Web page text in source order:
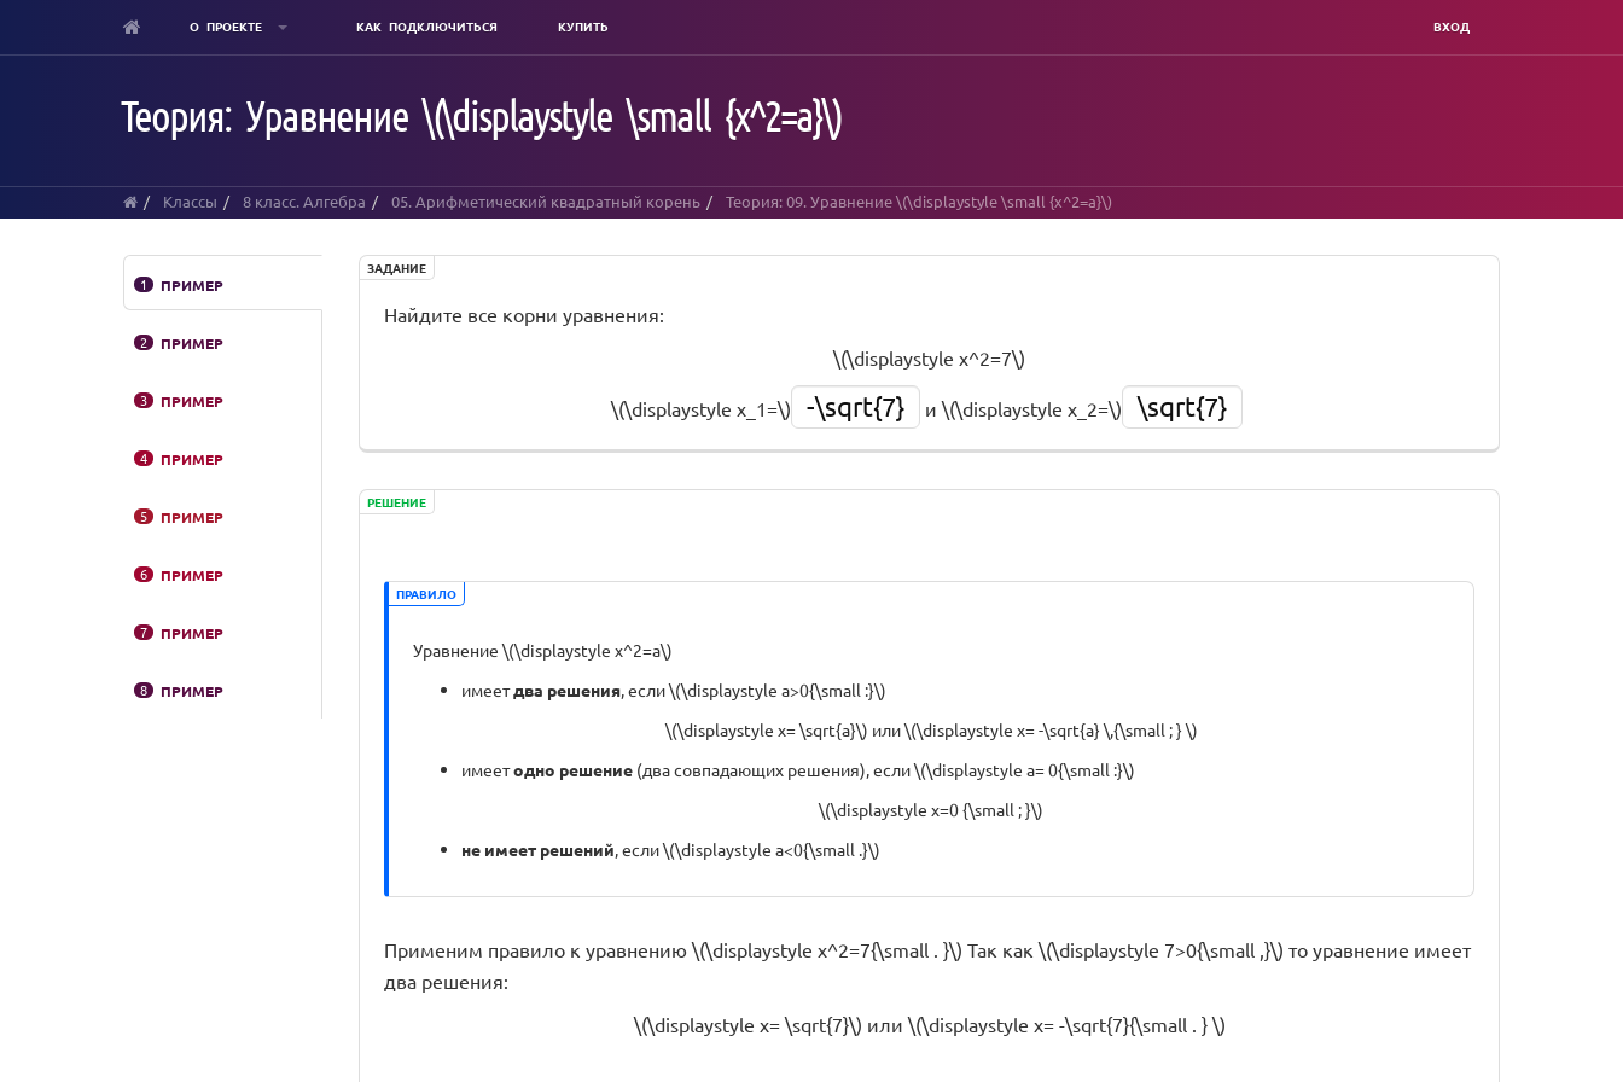
О ПРОЕКТЕ КАК ПОДКЛЮЧИТЬСЯ КУПИТЬ ВХОД
Теория: Уравнение \(\displaystyle \small {x^2=a}\)
Классы 8 класс. Алгебра 05. Арифметический квадратный корень Теория: 09. Уравнение \(\displaystyle \small {x^2=a}\)
1 ПРИМЕР
2 ПРИМЕР
3 ПРИМЕР
4 ПРИМЕР
5 ПРИМЕР
6 ПРИМЕР
7 ПРИМЕР
8 ПРИМЕР
ЗАДАНИЕ
Найдите все корни уравнения:
\(\displaystyle x^2=7\)
\(\displaystyle x_1=\) -\sqrt{7} и \(\displaystyle x_2=\) \sqrt{7}
РЕШЕНИЕ
ПРАВИЛО
Уравнение \(\displaystyle x^2=a\)
имеетдва решения, если \(\displaystyle a>0{\small :}\)
\(\displaystyle x= \sqrt{a}\) или \(\displaystyle x= -\sqrt{a} \,{\small ; } \)
имеетодно решение (два совпадающих решения), если \(\displaystyle a= 0{\small :}\)
\(\displaystyle x=0 {\small ; }\)
не имеет решений, если \(\displaystyle a<0{\small .}\)
Применим правило к уравнению \(\displaystyle x^2=7{\small . }\) Так как \(\displaystyle 7>0{\small ,}\) то уравнение имеет
два решения:
\(\displaystyle x= \sqrt{7}\) или \(\displaystyle x= -\sqrt{7}{\small . } \)